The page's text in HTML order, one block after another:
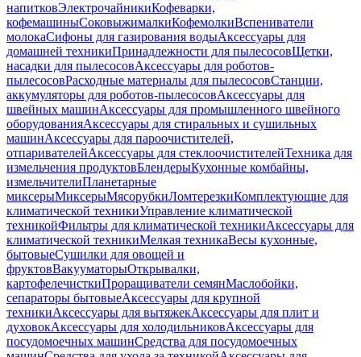
напитковЭлектрочайникиКофеварки,
кофемашиныСоковыжималкиКофемолкиВспениватели
молокаСифоны для газирования водыАксессуары для
домашней техникиПринадлежности для пылесосовЩетки,
насадки для пылесосовАксессуары для роботов-
пылесосовРасходные материалы для пылесосовСтанции,
аккумуляторы для роботов-пылесосовАксессуары для
швейных машинАксессуары для промышленного швейного
оборудованияАксессуары для стиральных и сушильных
машинАксессуары для пароочистителей,
отпаривателейАксессуары для стеклоочистителейТехника для
измельчения продуктовБлендерыКухонные комбайны,
измельчителиПланетарные
миксерыМиксерыМясорубкиЛомтерезкиКомплектующие для
климатической техникиУправление климатической
техникойФильтры для климатической техникиАксессуары для
климатической техникиМелкая техникаВесы кухонные,
бытовыеСушилки для овощей и
фруктовВакууматорыОткрывалки,
картофелечисткиПроращиватели семянМаслобойки,
сепараторы бытовыеАксессуары для крупной
техникиАксессуары для вытяжекАксессуары для плит и
духовокАксессуары для холодильниковАксессуары для
посудомоечных машинСредства для посудомоечных